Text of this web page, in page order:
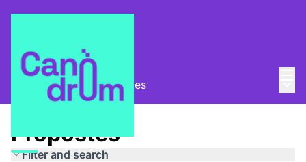
Pla Estratègic Propostes
Propostes
Filter and search